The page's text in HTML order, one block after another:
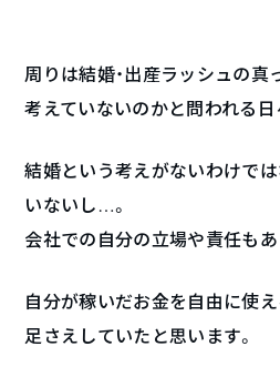
周りは結婚・出産ラッシュの真
考えていないのかと問われる日
結婚という考えがないわけで
いないし…。
会社での自分の立場や責任もあ
自分が稼いだお金を自由に使
足さえしていたと思います。